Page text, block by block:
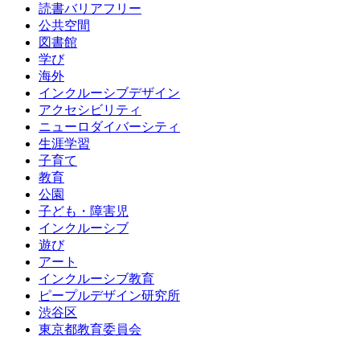
読書バリアフリー
公共空間
図書館
学び
海外
インクルーシブデザイン
アクセシビリティ
ニューロダイバーシティ
生涯学習
子育て
教育
公園
子ども・障害児
インクルーシブ
遊び
アート
インクルーシブ教育
ピープルデザイン研究所
渋谷区
東京都教育委員会